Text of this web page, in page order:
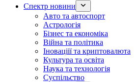
Спектр новини
Авто та автоспорт
Астрологія
Бізнес та економіка
Війна та політика
Іноваціії та криптовалюта
Культура та освіта
Наука та технологія
Суспільство